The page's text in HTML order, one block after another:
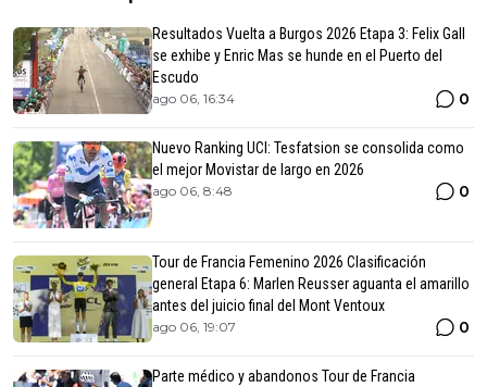
Resultados Vuelta a Burgos 2026 Etapa 3: Felix Gall
se exhibe y Enric Mas se hunde en el Puerto del
Escudo
ago 06, 16:34 0
Nuevo Ranking UCI: Tesfatsion se consolida como
el mejor Movistar de largo en 2026
ago 06, 8:48 0
Tour de Francia Femenino 2026 Clasificación
general Etapa 6: Marlen Reusser aguanta el amarillo
antes del juicio final del Mont Ventoux
ago 06, 19:07 0
Parte médico y abandonos Tour de Francia